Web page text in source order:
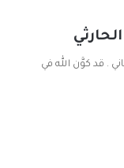
. قد كوَّن الله في